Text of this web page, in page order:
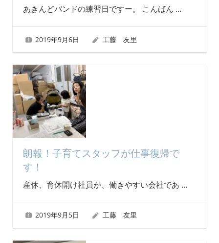
あきんどバンドの練習日ですー。 こんばん …
2019年9月6日 工藤 友里
朗報！子育てスタッフが仕事復帰で
す！
産休、育休開け社員が、働きやすい会社であ …
2019年9月5日 工藤 友里